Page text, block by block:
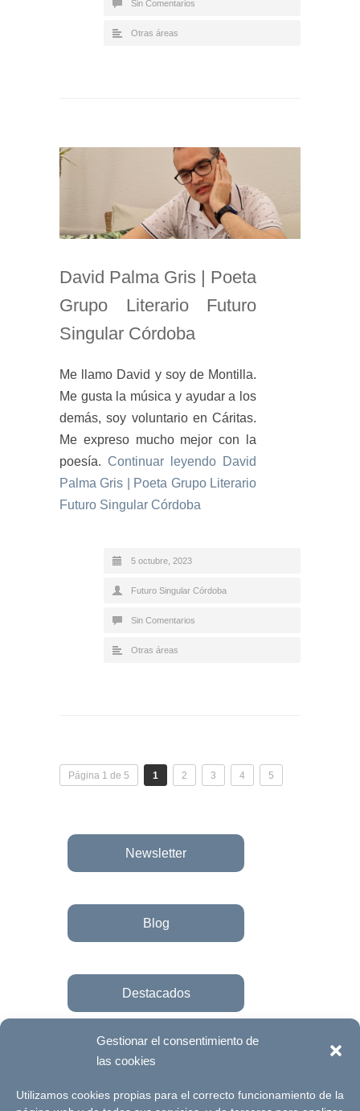
Gestionar el consentimiento de
las cookies
Utilizamos cookies propias para el correcto funcionamiento de la
Sin Comentarios
Otras áreas
David Palma Gris | Poeta
Grupo Literario Futuro
Singular Córdoba
Me llamo David y soy de Montilla.
Me gusta la música y ayudar a los
demás, soy voluntario en Cáritas.
Me expreso mucho mejor con la
poesía. Continuar leyendo David
Palma Gris | Poeta Grupo Literario
Futuro Singular Córdoba
5 octubre, 2023
Futuro Singular Córdoba
Sin Comentarios
Otras áreas
Página 1 de 5 1 2 3 4 5
Newsletter
Blog
Destacados
Únete a la fundación